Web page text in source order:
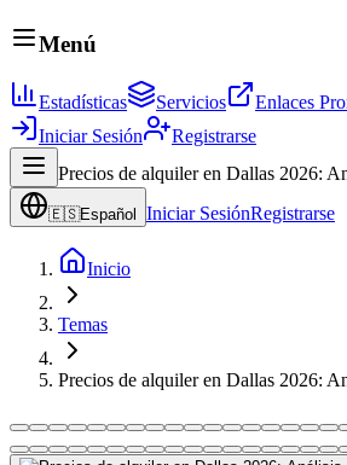
Menú
Estadísticas Servicios Enlaces
Iniciar Sesión
Registrarse
Precios de alquiler en Dallas 2026:
🇪🇸Español Iniciar SesiónRegistrarse
Inicio
Temas
Precios de alquiler en Dallas 2026: